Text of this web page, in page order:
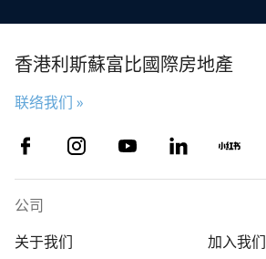
香港利斯蘇富比國際房地產
联络我们 »
公司
关于我们
加入我们